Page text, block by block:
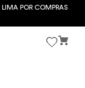
LIMA POR COMPRAS